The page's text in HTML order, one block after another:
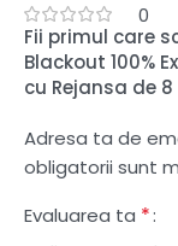
0
Fii primul care
Blackout 100%
cu Rejansa de
Adresa ta de
obligatorii sunt
Evaluarea ta *